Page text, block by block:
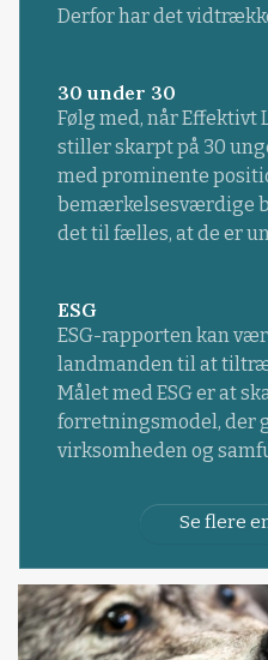
Derfor har det
30 under 30
Følg med, når Effektivt
stiller skarpt på 30
med prominente
bemærkelsesværdige
det til fælles, at de er
ESG
ESG-rapporten kan
landmanden til at
Målet med ESG er at
forretningsmodel, der
virksomheden og
Se flere